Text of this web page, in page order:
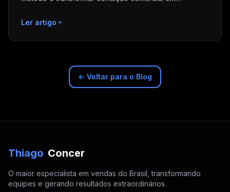
Ler artigo
← Voltar para o Blog
Thiago Concer
O maior especialista em vendas do Brasil, transformando
equipes e gerando resultados extraordinários.